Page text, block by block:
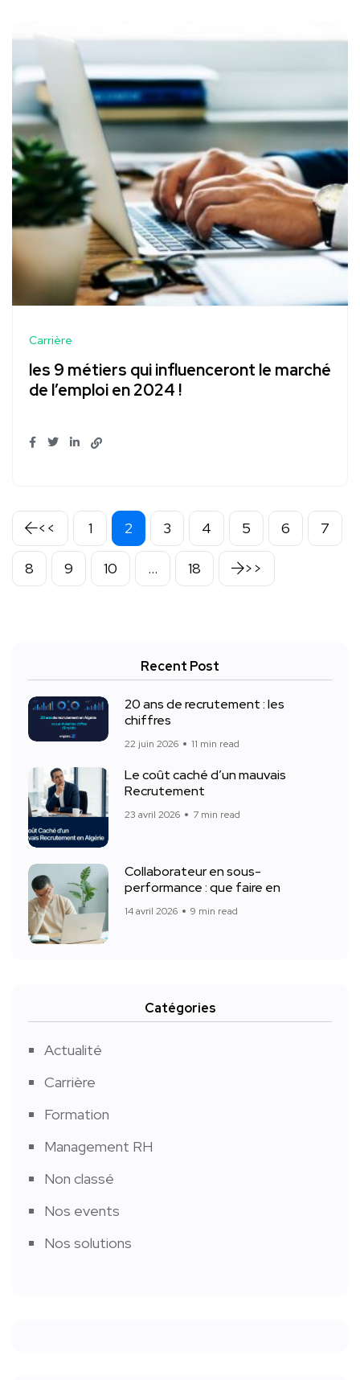
Carrière
les 9 métiers qui influenceront le marché
de l’emploi en 2024 !
1 2 3 4 5 6 7
8 9 10 … 18
Recent Post
20 ans de recrutement : les
chiffres
22 juin 2026 11 min read
Le coût caché d’un mauvais
Recrutement
23 avril 2026 7 min read
Collaborateur en sous-
performance : que faire en
14 avril 2026 9 min read
Catégories
Actualité
Carrière
Formation
Management RH
Non classé
Nos events
Nos solutions